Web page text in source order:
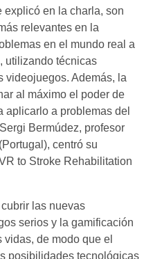
explicó en la charla, son
relevantes en la
en el mundo real a
utilizando técnicas
videojuegos. Además, la
al máximo el poder de
aplicarlo a problemas del
Bermúdez, profesor
centró su
to Stroke Rehabilitation
las nuevas
serios y la gamificación
de modo que el
posibilidades tecnológicas